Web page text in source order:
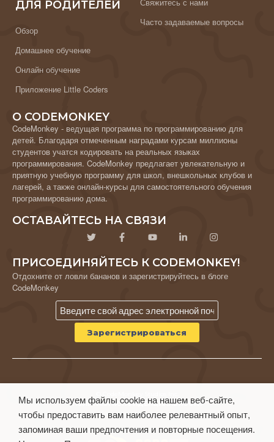
ДЛЯ РОДИТЕЛЕЙ
Обзор
Домашнее обучение
Онлайн обучение
Приложение Little Coders
Часто задаваемые вопросы
О CODEMONKEY
CodeMonkey - ведущая программа по программированию для
детей. Благодаря отмеченным наградами курсам миллионы
студентов учатся кодировать на реальных языках
программирования. CodeMonkey предлагает увлекательную и
приятную учебную программу для школ, внешкольных клубов и
лагерей, а также онлайн-курсы для самостоятельного обучения
программированию дома.
ОСТАВАЙТЕСЬ НА СВЯЗИ
ПРИСОЕДИНЯЙТЕСЬ К CODEMONKEY!
Отдохните от ловли бананов и зарегистрируйтесь в блоге
CodeMonkey
ПОЛИТИКА КОНФИДЕНЦИАЛЬНОСТИ
Условия использования
Мы используем файлы cookie на нашем веб-сайте,
чтобы предоставить вам наиболее релевантный опыт,
запоминая ваши предпочтения и повторные посещения.